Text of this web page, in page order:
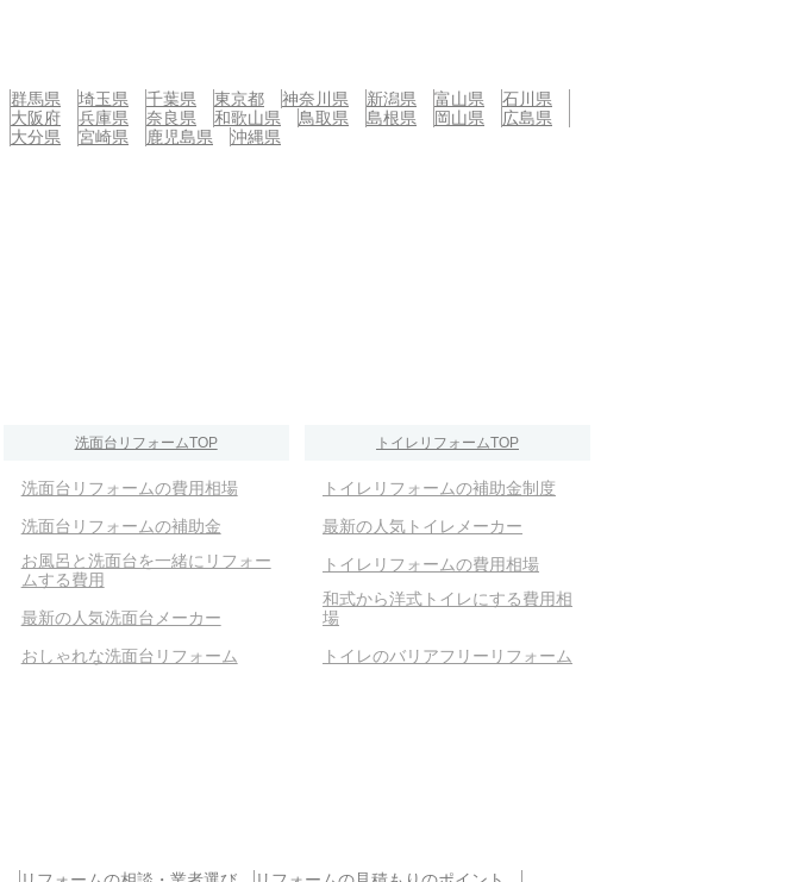
群馬県 埼玉県 千葉県 東京都 神奈川県 新潟県 富山県
石川県
大阪府 兵庫県 奈良県 和歌山県 鳥取県 島根県 岡山県
広島県
大分県 宮崎県 鹿児島県 沖縄県
トイレリフォームTOP
トイレリフォームの補助金制度
最新の人気トイレメーカー
トイレリフォームの費用相場
和式から洋式トイレにする費用相
場
トイレのバリアフリーリフォーム
洗面台リフォームTOP
洗面台リフォームの費用相場
洗面台リフォームの補助金
お風呂と洗面台を一緒にリフォー
ムする費用
最新の人気洗面台メーカー
おしゃれな洗面台リフォーム